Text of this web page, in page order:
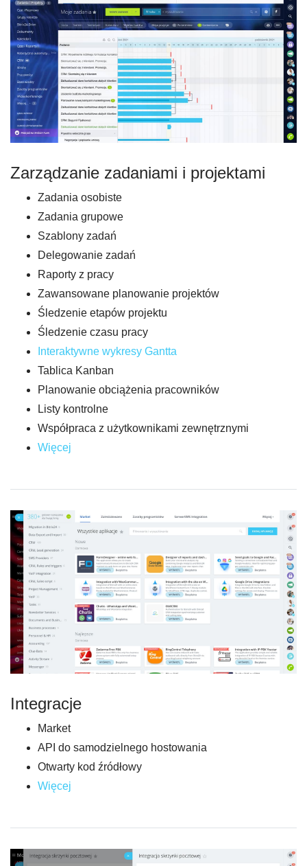
Zarządzanie zadaniami i projektami
Zadania osobiste
Zadania grupowe
Szablony zadań
Delegowanie zadań
Raporty z pracy
Zawansowane planowanie projektów
Śledzenie etapów projektu
Śledzenie czasu pracy
Interaktywne wykresy Gantta
Tablica Kanban
Planowanie obciążenia pracowników
Listy kontrolne
Współpraca z użytkownikami zewnętrznymi
Więcej
Integracje
Market
API do samodzielnego hostowania
Otwarty kod źródłowy
Więcej